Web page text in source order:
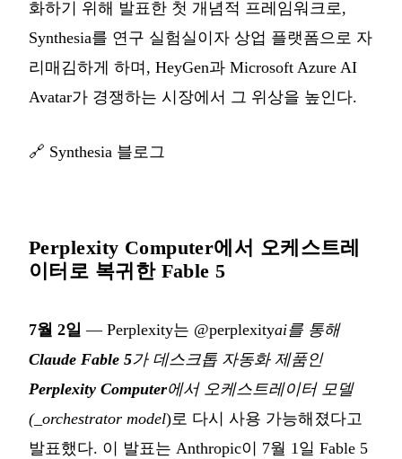
화하기 위해 발표한 첫 개념적 프레임워크로,
Synthesia를 연구 실험실이자 상업 플랫폼으로 자
리매김하게 하며, HeyGen과 Microsoft Azure AI
Avatar가 경쟁하는 시장에서 그 위상을 높인다.
🔗 Synthesia 블로그
Perplexity Computer에서 오케스트레
이터로 복귀한 Fable 5
7월 2일 — Perplexity는 @perplexityai를 통해
Claude Fable 5가 데스크톱 자동화 제품인
Perplexity Computer에서 오케스트레이터 모델
(_orchestrator model)로 다시 사용 가능해졌다고
발표했다. 이 발표는 Anthropic이 7월 1일 Fable 5